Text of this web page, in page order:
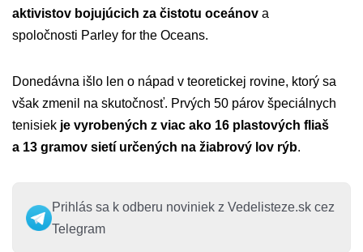
aktivistov bojujúcich za čistotu oceánov a
spoločnosti Parley for the Oceans.
Donedávna išlo len o nápad v teoretickej rovine, ktorý sa
však zmenil na skutočnosť. Prvých 50 párov špeciálnych
tenisiek je vyrobených z viac ako 16 plastových fliaš
a 13 gramov sietí určených na žiabrový lov rýb.
Prihlás sa k odberu noviniek z Vedelisteze.sk cez
Telegram